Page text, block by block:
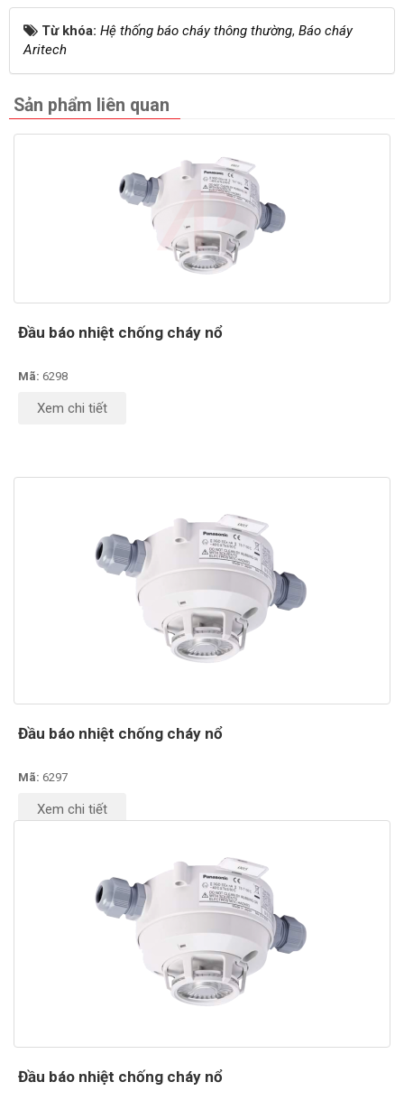
Từ khóa: Hệ thống báo cháy thông thường, Báo cháy
Aritech
Sản phẩm liên quan
Đầu báo nhiệt chống cháy nổ
Mã: 6298
Xem chi tiết
Đầu báo nhiệt chống cháy nổ
Mã: 6297
Xem chi tiết
Đầu báo nhiệt chống cháy nổ